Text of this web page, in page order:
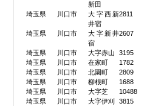
新田
埼玉県 川口市
大字西新
井宿
2811
埼玉県 川口市
大字新井
宿
2607
埼玉県 川口市 大字赤山 3195
埼玉県
川口市 在家町 1782
埼玉県
川口市 北園町 2809
埼玉県
川口市 柳根町 1688
埼玉県
川口市 大字芝 10488
埼玉県
川口市 大字伊刈 3815